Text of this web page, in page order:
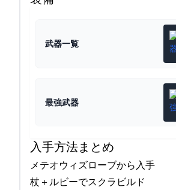
武器一覧
最強武器
入手方法まとめ
メテオウィズローブから入手
杖＋ルビーでスクラビルド